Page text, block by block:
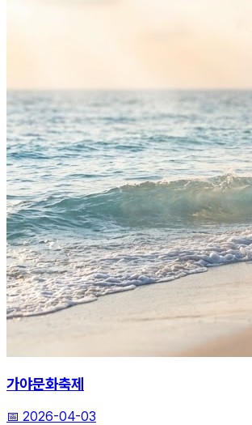
가야문화축제
📅 2026-04-03